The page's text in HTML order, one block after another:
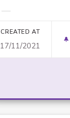
CREATED AT
17/11/2021